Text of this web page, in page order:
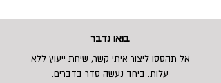
בואו נדבר
אל תהססו ליצור איתי קשר, שיחת ייעוץ ללא
עלות. ביחד נעשה סדר בדברים.